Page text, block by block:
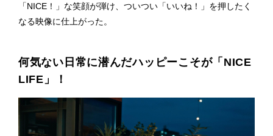
「NICE！」な笑顔が弾け、ついつい「いいね！」を押したく
なる映像に仕上がった。
何気ない日常に潜んだハッピーこそが「NICE
LIFE」！